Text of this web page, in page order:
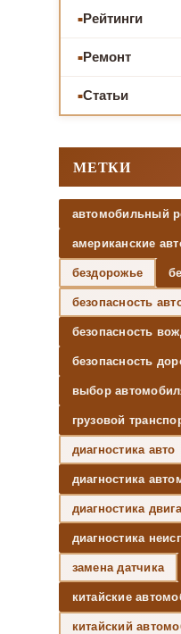
Рейтинги
Ремонт
Статьи
МЕТКИ
автомобильный
американские
бездорожье
безопасность
безопасность
безопасность
выбор
грузовой
диагностика авто
диагностика
диагностика
диагностика
замена датчика
китайские
китайский